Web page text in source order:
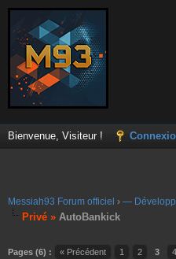
Bienvenue, Visiteur !
Messiah93 Forum officiel › —
Privé » AutoBankick
Pages (6) : « Précédent 1 2 3 4